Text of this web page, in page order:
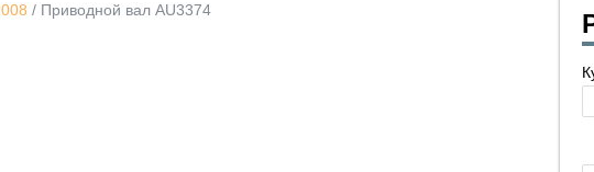
/ Приводной вал AU3374